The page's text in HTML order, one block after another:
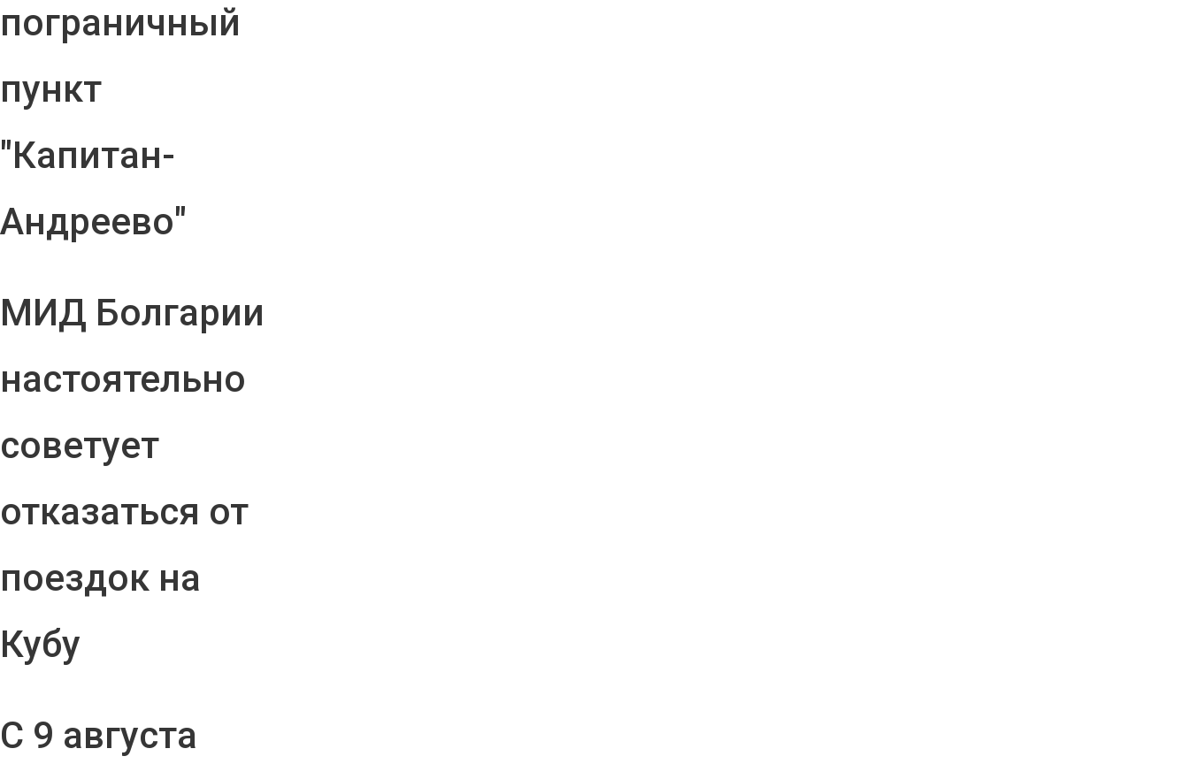
пограничный
пункт
"Капитан-
Андреево"
МИД Болгарии
настоятельно
советует
отказаться от
поездок на
Кубу
С 9 августа